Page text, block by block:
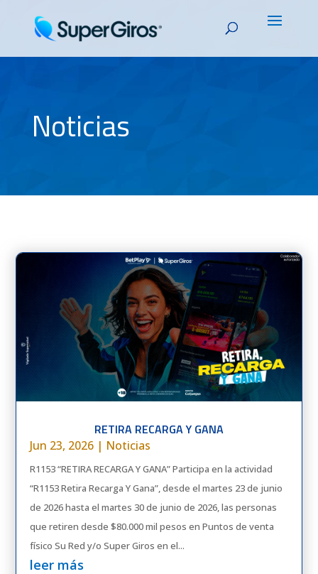
Noticias
RETIRA RECARGA Y GANA
Jun 23, 2026 | Noticias
R1153 “RETIRA RECARGA Y GANA” Participa en la actividad
“R1153 Retira Recarga Y Gana”, desde el martes 23 de junio
de 2026 hasta el martes 30 de junio de 2026, las personas
que retiren desde $80.000 mil pesos en Puntos de venta
físico Su Red y/o Super Giros en el...
leer más